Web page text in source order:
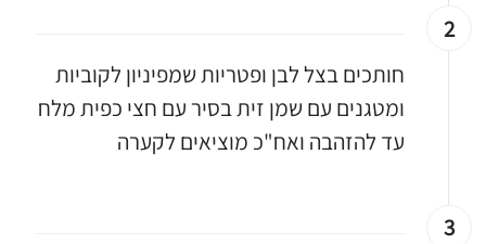
2
חותכים בצל לבן ופטריות שמפיניון לקוביות
ומטגנים עם שמן זית בסיר עם חצי כפית מלח
עד להזהבה ואח"כ מוציאים לקערה
3